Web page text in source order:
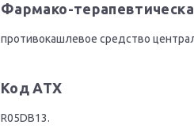
Фармако-
противокашлевое средство
Код АТХ
R05DB13.